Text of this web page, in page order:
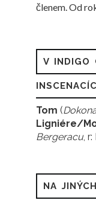
členem. Od
V INDIGO
Tom (
Ligniére/
Bergeracu, r:
NA